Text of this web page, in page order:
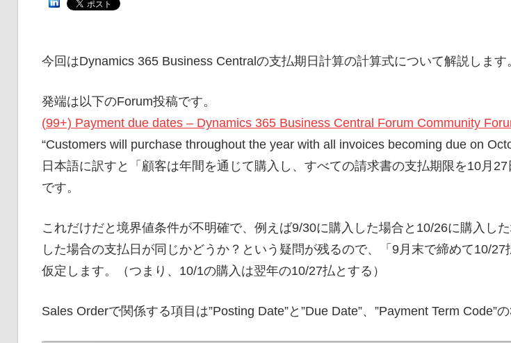
今回はDynamics 365 Business Centralの支払期日計算の計算式について解説します
発端は以下のForum投稿です。
(99+) Payment due dates – Dynamics 365 Business Central Forum Community
“Customers will purchase throughout the year with all invoices becoming due on
日本語に訳すと「顧客は年間を通じて購入し、すべての請求書の支払期限を10月27
です。
これだけだと境界値条件が不明確で、例えば9/30に購入した場合と10/26に購入し
した場合の支払日が同じかどうか？という疑問が残るので、「9月末で締めて10/27
仮定します。（つまり、10/1の購入は翌年の10/27払とする）
Sales Orderで関係する項目は”Posting Date”と”Due Date”、”Payment Term Code”の